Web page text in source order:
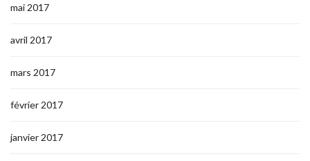
mai 2017
avril 2017
mars 2017
février 2017
janvier 2017